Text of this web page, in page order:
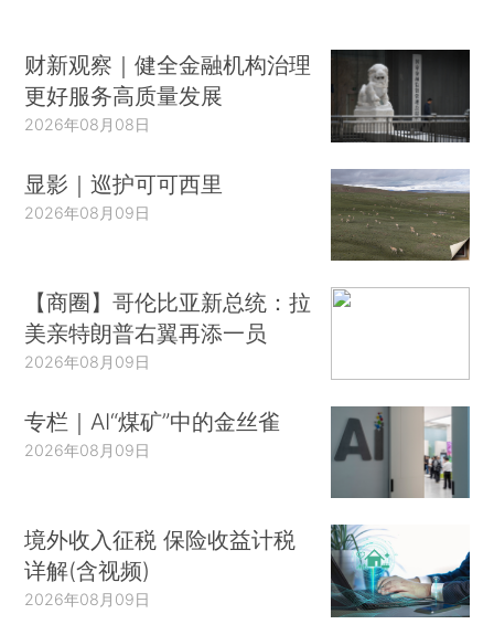
财新观察｜健全金融机构治理
更好服务高质量发展
2026年08月08日
显影｜巡护可可西里
2026年08月09日
【商圈】哥伦比亚新总统：拉
美亲特朗普右翼再添一员
2026年08月09日
专栏｜AI“煤矿”中的金丝雀
2026年08月09日
境外收入征税 保险收益计税
详解(含视频)
2026年08月09日